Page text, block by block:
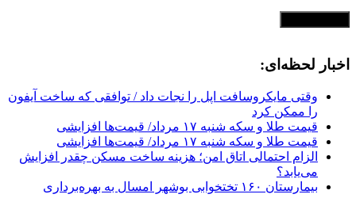
اخبار لحظه‌ای:
وقتی مایکروسافت اپل را نجات داد / توافقی که ساخت آیفون
را ممکن کرد
قیمت طلا و سکه شنبه ۱۷ مرداد/ قیمت‌ها افزایشی
قیمت طلا و سکه شنبه ۱۷ مرداد/ قیمت‌ها افزایشی
الزام احتمالی اتاق امن؛ هزینه ساخت مسکن چقدر افزایش
می‌یابد؟
بیمارستان ۱۶۰ تختخوابی بوشهر امسال به بهره‌برداری